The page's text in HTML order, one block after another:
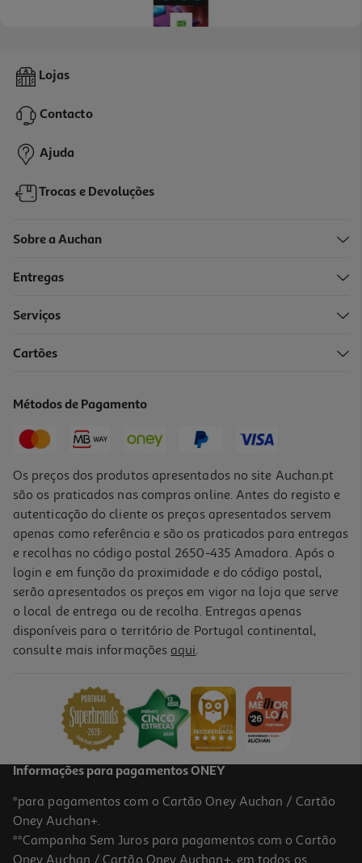
Cartão Memória Msd Qilive Cl.10 Uhs-I U3 Gaming 64gb
49,99 €
4.6
Cartão Memória Msd Qilive Uhs-U1 128gb Ekmsdm128gxc10ql2
59,99 €
Lojas
Contacto
Ajuda
Trocas e Devoluções
Sobre a Auchan
Entregas
Serviços
Cartões
Métodos de Pagamento
Os preços dos produtos apresentados no site Auchan.pt
são os praticados nas compras online. Antes do registo e
autenticação do cliente os preços apresentados servem
apenas como referência e são os praticados para entregas
e recolhas no código postal 2650-435 Amadora. Após o
login e em função da proximidade e do código postal,
serão apresentados os preços em vigor na loja que serve
o local de entrega ou de recolha. Entregas apenas
disponíveis para o território de Portugal continental,
consulte mais informações aqui.
Informações para pagamentos ONEY
*para pagamentos com o Cartão Oney Auchan / Cartão
Oney Auchan+.
**Campanha Sem Juros para pagamentos com o Cartão
Oney Auchan / Cartão Oney Auchan+, em todos os